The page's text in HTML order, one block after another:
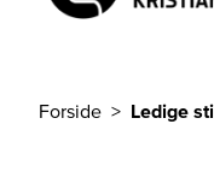
Forside Ledige